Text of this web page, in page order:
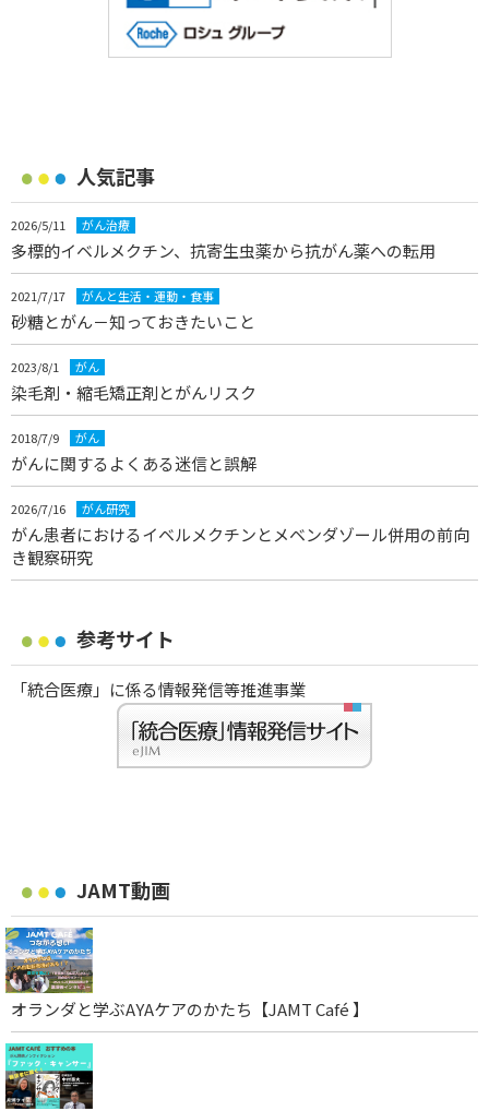
人気記事
2026/5/11 がん治療
多標的イベルメクチン、抗寄生虫薬から抗がん薬への転用
2021/7/17 がんと生活・運動・食事
砂糖とがん－知っておきたいこと
2023/8/1 がん
染毛剤・縮毛矯正剤とがんリスク
2018/7/9 がん
がんに関するよくある迷信と誤解
2026/7/16 がん研究
がん患者におけるイベルメクチンとメベンダゾール併用の前向
き観察研究
参考サイト
「統合医療」に係る情報発信等推進事業
JAMT動画
オランダと学ぶAYAケアのかたち【JAMT Café 】